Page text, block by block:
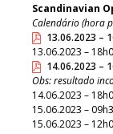
Scandinavian
Calendário (hora
13.06.2023 –
13.06.2023 –
14.06.2023 –
Obs: resultado
14.06.2023 –
15.06.2023 –
15.06.2023 –